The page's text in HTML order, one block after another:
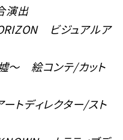
演出
ビジュアルア
～ 絵コンテ/カット
トディレクター/スト